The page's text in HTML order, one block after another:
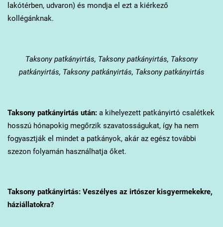
lakótérben, udvaron) és mondja el ezt a kiérkező
kollégánknak.
Taksonypatkányirtás, Taksony patkányirtás, Taksony
patkányirtás, Taksony patkányirtás, Taksony patkányirtás
Taksonypatkányirtás után:a kihelyezett patkányirtó csalétkek
hosszú hónapokig megőrzik szavatosságukat, így ha nem
fogyasztják el mindet a patkányok, akár az egész további
szezon folyamán használhatja őket.
Taksonypatkányirtás: Veszélyes az irtószer kisgyermekekre,
háziállatokra?